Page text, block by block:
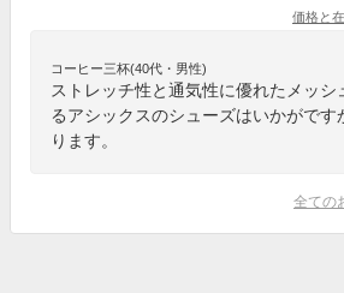
価格と
コーヒー三杯(40代・男性)
ストレッチ性と通気性に優れたメッ
るアシックスのシューズはいかがです
ります。
全ての